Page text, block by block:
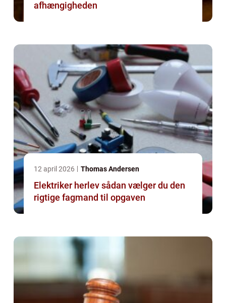
afhængigheden
12 april 2026 Thomas Andersen
Elektriker herlev sådan vælger du den
rigtige fagmand til opgaven